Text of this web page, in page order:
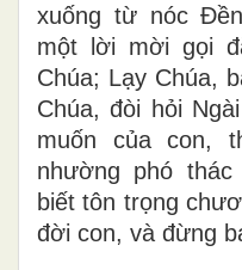
xuống từ nóc
một lời mời gọi
Chúa; Lạy Chúa,
Chúa, đòi hỏi
muốn của con,
nhường phó
biết tôn trọng
đời con, và đừng